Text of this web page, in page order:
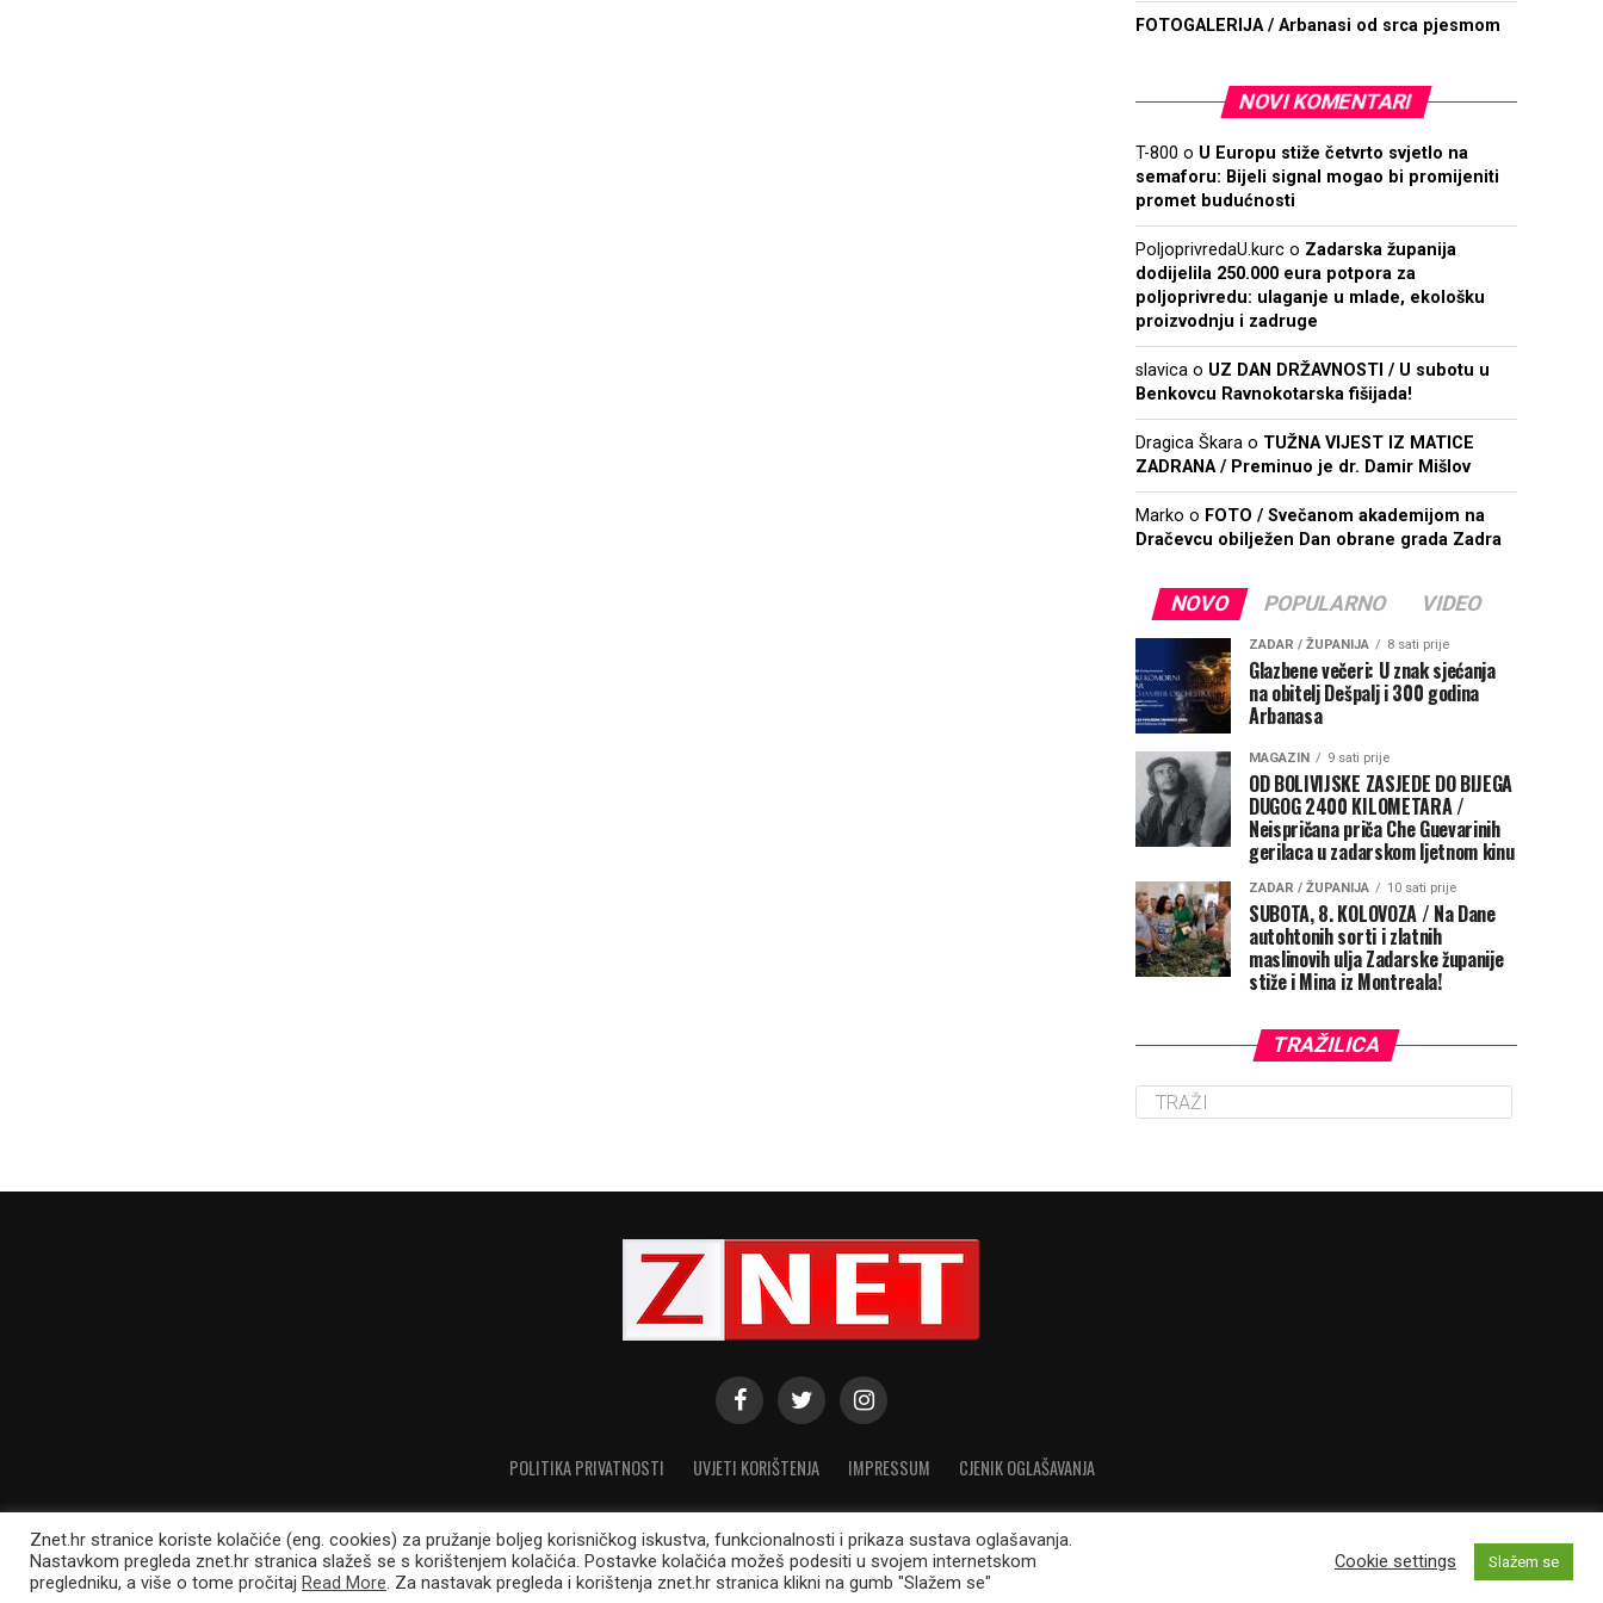
FOTOGALERIJA / Arbanasi od srca pjesmom
NOVI KOMENTARI
T-800 o U Europu stiže četvrto svjetlo na
semaforu: Bijeli signal mogao bi promijeniti
promet budućnosti
PoljoprivredaU.kurc o Zadarska županija
dodijelila 250.000 eura potpora za
poljoprivredu: ulaganje u mlade, ekološku
proizvodnju i zadruge
slavica o UZ DAN DRŽAVNOSTI / U subotu u
Benkovcu Ravnokotarska fišijada!
Dragica Škara o TUŽNA VIJEST IZ MATICE
ZADRANA / Preminuo je dr. Damir Mišlov
Marko o FOTO / Svečanom akademijom na
Dračevcu obilježen Dan obrane grada Zadra
NOVO POPULARNO VIDEO
ZADAR / ŽUPANIJA 8 sati prije
Glazbene večeri: U znak sjećanja
na obitelj Dešpalj i 300 godina
Arbanasa
MAGAZIN 9 sati prije
OD BOLIVIJSKE ZASJEDE DO BIJEGA
DUGOG 2400 KILOMETARA /
Neispričana priča Che Guevarinih
gerilaca u zadarskom ljetnom kinu
ZADAR / ŽUPANIJA 10 sati prije
SUBOTA, 8. KOLOVOZA / Na Dane
autohtonih sorti i zlatnih
maslinovih ulja Zadarske županije
stiže i Mina iz Montreala!
TRAŽILICA
POLITIKA PRIVATNOSTI UVJETI KORIŠTENJA IMPRESSUM CJENIK OGLAŠAVANJA
© 2021. Modicus d.o.o. Sva prava pridržana. ISSN: 1848-1000
Znet.hr stranice koriste kolačiće (eng. cookies) za pružanje boljeg korisničkog iskustva, funkcionalnosti i prikaza sustava oglašavanja.
Nastavkom pregleda znet.hr stranica slažeš se s korištenjem kolačića. Postavke kolačića možeš podesiti u svojem internetskom
pregledniku, a više o tome pročitaj Read More. Za nastavak pregleda i korištenja znet.hr stranica klikni na gumb "Slažem se"
Cookie settings Slažem se